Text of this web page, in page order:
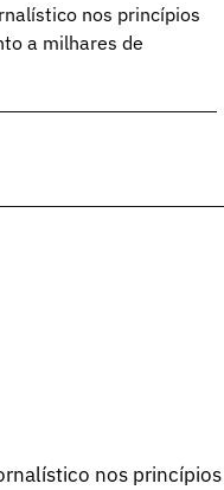
nos princípios
a milhares de
nos princípios